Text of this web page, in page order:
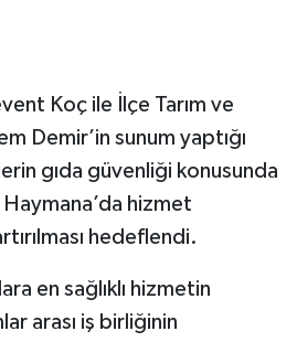
Koç ile İlçe Tarım ve
Demir’in sunum yaptığı
gıda güvenliği konusunda
hizmet
hedeflendi.
en sağlıklı hizmetin
arası iş birliğinin